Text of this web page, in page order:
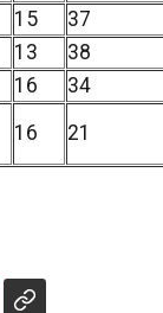
15
37
13
38
16
34
16 21